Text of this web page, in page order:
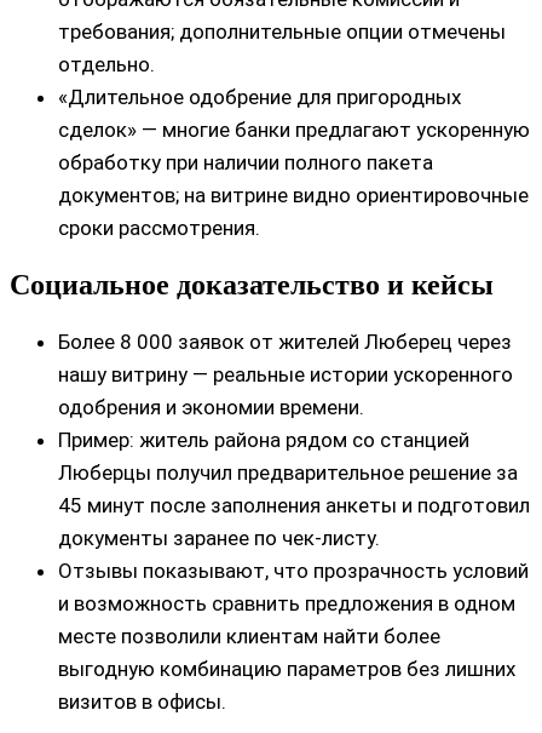
требования; дополнительные опции отмечены
отдельно.
«Длительное одобрение для пригородных
сделок» — многие банки предлагают ускоренную
обработку при наличии полного пакета
документов; на витрине видно ориентировочные
сроки рассмотрения.
Социальное доказательство и кейсы
Более 8 000 заявок от жителей Люберец через
нашу витрину — реальные истории ускоренного
одобрения и экономии времени.
Пример: житель района рядом со станцией
Люберцы получил предварительное решение за
45 минут после заполнения анкеты и подготовил
документы заранее по чек‑листу.
Отзывы показывают, что прозрачность условий
и возможность сравнить предложения в одном
месте позволили клиентам найти более
выгодную комбинацию параметров без лишних
визитов в офисы.